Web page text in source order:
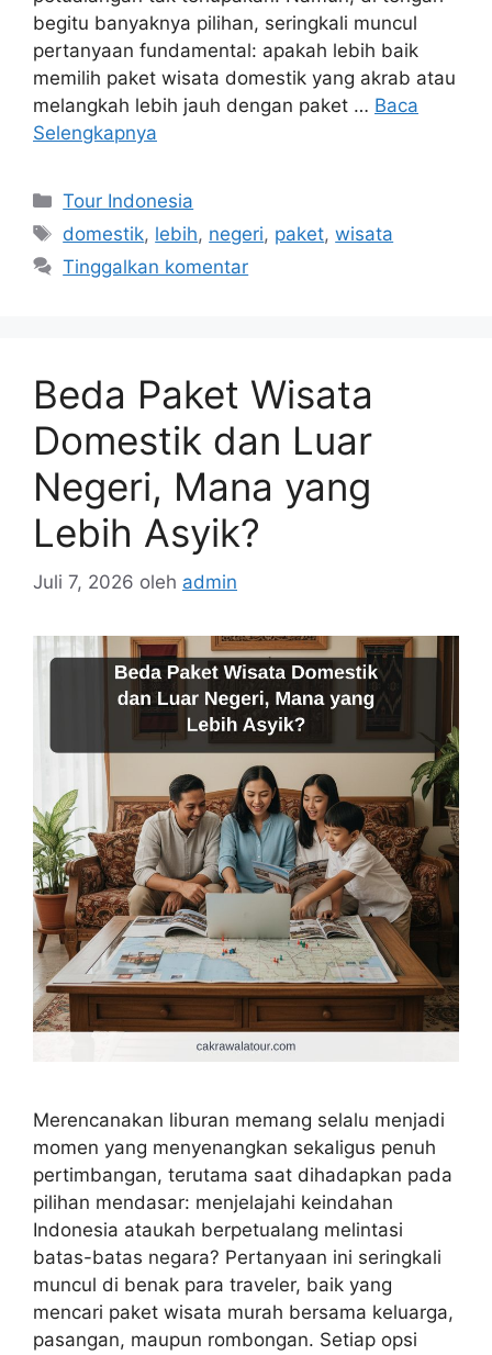
begitu banyaknya pilihan, seringkali muncul
pertanyaan fundamental: apakah lebih baik
memilih paket wisata domestik yang akrab atau
melangkah lebih jauh dengan paket … Baca
Selengkapnya
Kategori
Tour Indonesia
Tag
domestik, lebih, negeri, paket,wisata
Tinggalkan komentar
Beda Paket Wisata
Domestik dan Luar
Negeri, Mana yang
Lebih Asyik?
Juli 7, 2026 oleh admin
Merencanakan liburan memang selalu menjadi
momen yang menyenangkan sekaligus penuh
pertimbangan, terutama saat dihadapkan pada
pilihan mendasar: menjelajahi keindahan
Indonesia ataukah berpetualang melintasi
batas-batas negara? Pertanyaan ini seringkali
muncul di benak para traveler, baik yang
mencari paket wisata murah bersama keluarga,
pasangan, maupun rombongan. Setiap opsi